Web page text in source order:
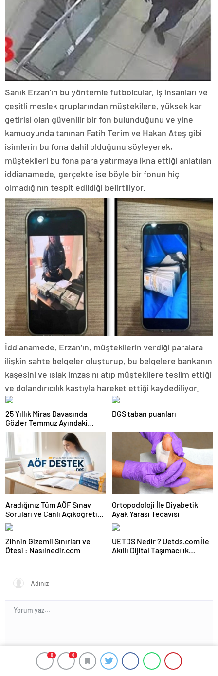
0 0
Sanık Erzan’ın bu yöntemle futbolcular, iş insanları ve
çeşitli meslek gruplarından müştekilere, yüksek kar
getirisi olan güvenilir bir fon bulunduğunu ve yine
kamuoyunda tanınan Fatih Terim ve Hakan Ateş gibi
isimlerin bu fona dahil olduğunu söyleyerek,
müştekileri bu fona para yatırmaya ikna ettiği anlatılan
iddianamede, gerçekte ise böyle bir fonun hiç
olmadığının tespit edildiği belirtiliyor.
İddianamede, Erzan’ın, müştekilerin verdiği paralara
ilişkin sahte belgeler oluşturup, bu belgelere bankanın
kaşesini ve ıslak imzasını atıp müştekilere teslim ettiği
ve dolandırıcılık kastıyla hareket ettiği kaydediliyor.
25 Yıllık Miras Davasında
Gözler Temmuz Ayındaki
Karar Duruşmasına Çevrildi
DGS taban puanları
Aradığınız Tüm AÖF Sınav
Soruları ve Canlı Açıköğretim
Forumu Burada
Ortopodoloji İle Diyabetik
Ayak Yarası Tedavisi
Zihnin Gizemli Sınırları ve
Ötesi : Nasılnedir.com
UETDS Nedir ? Uetds.com İle
Akıllı Dijital Taşımacılık